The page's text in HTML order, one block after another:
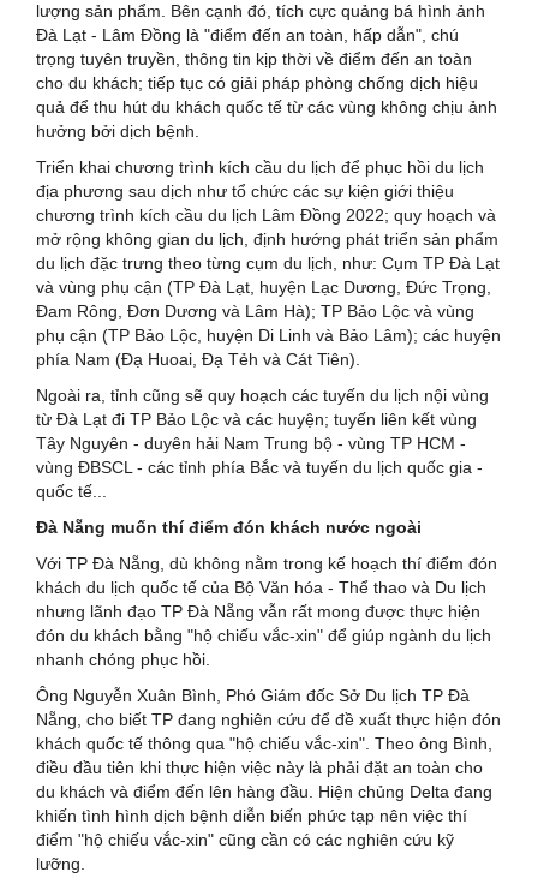
lượng sản phẩm. Bên cạnh đó, tích cực quảng bá hình ảnh
Đà Lạt - Lâm Đồng là "điểm đến an toàn, hấp dẫn", chú
trọng tuyên truyền, thông tin kịp thời về điểm đến an toàn
cho du khách; tiếp tục có giải pháp phòng chống dịch hiệu
quả để thu hút du khách quốc tế từ các vùng không chịu ảnh
hưởng bởi dịch bệnh.
Triển khai chương trình kích cầu du lịch để phục hồi du lịch
địa phương sau dịch như tổ chức các sự kiện giới thiệu
chương trình kích cầu du lịch Lâm Đồng 2022; quy hoạch và
mở rộng không gian du lịch, định hướng phát triển sản phẩm
du lịch đặc trưng theo từng cụm du lịch, như: Cụm TP Đà Lạt
và vùng phụ cận (TP Đà Lạt, huyện Lạc Dương, Đức Trọng,
Đam Rông, Đơn Dương và Lâm Hà); TP Bảo Lộc và vùng
phụ cận (TP Bảo Lộc, huyện Di Linh và Bảo Lâm); các huyện
phía Nam (Đạ Huoai, Đạ Tẻh và Cát Tiên).
Ngoài ra, tỉnh cũng sẽ quy hoạch các tuyến du lịch nội vùng
từ Đà Lạt đi TP Bảo Lộc và các huyện; tuyến liên kết vùng
Tây Nguyên - duyên hải Nam Trung bộ - vùng TP HCM -
vùng ĐBSCL - các tỉnh phía Bắc và tuyến du lịch quốc gia -
quốc tế...
Đà Nẵng muốn thí điểm đón khách nước ngoài
Với TP Đà Nẵng, dù không nằm trong kế hoạch thí điểm đón
khách du lịch quốc tế của Bộ Văn hóa - Thể thao và Du lịch
nhưng lãnh đạo TP Đà Nẵng vẫn rất mong được thực hiện
đón du khách bằng "hộ chiếu vắc-xin" để giúp ngành du lịch
nhanh chóng phục hồi.
Ông Nguyễn Xuân Bình, Phó Giám đốc Sở Du lịch TP Đà
Nẵng, cho biết TP đang nghiên cứu để đề xuất thực hiện đón
khách quốc tế thông qua "hộ chiếu vắc-xin". Theo ông Bình,
điều đầu tiên khi thực hiện việc này là phải đặt an toàn cho
du khách và điểm đến lên hàng đầu. Hiện chủng Delta đang
khiến tình hình dịch bệnh diễn biến phức tạp nên việc thí
điểm "hộ chiếu vắc-xin" cũng cần có các nghiên cứu kỹ
lưỡng.